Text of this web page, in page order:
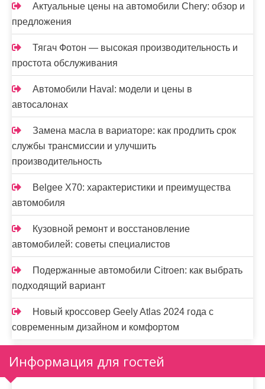
Актуальные цены на автомобили Chery: обзор и
предложения
Тягач Фотон — высокая производительность и
простота обслуживания
Автомобили Haval: модели и цены в
автосалонах
Замена масла в вариаторе: как продлить срок
службы трансмиссии и улучшить
производительность
Belgee X70: характеристики и преимущества
автомобиля
Кузовной ремонт и восстановление
автомобилей: советы специалистов
Подержанные автомобили Citroen: как выбрать
подходящий вариант
Новый кроссовер Geely Atlas 2024 года с
современным дизайном и комфортом
Информация для гостей